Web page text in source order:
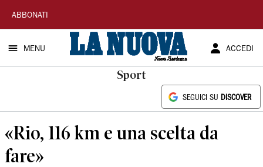
La
Nuova
Sardegna
ABBONATI
MENU ACCEDI
Sport
SEGUICI SU DISCOVER
«Rio, 116 km e una scelta da
fare»